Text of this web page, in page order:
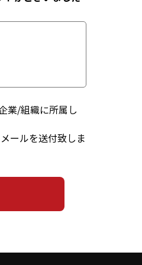
業/組織に所属し
ールを送付致しま